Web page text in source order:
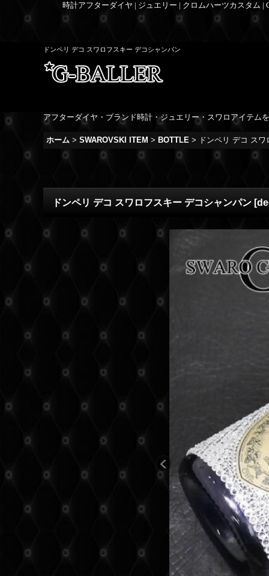
時計アフターダイヤ | ジュエリー | クロムハーツカスタム
ドンペリ デコ スワロフスキー デコシャンパン
アフターダイヤ・ブランド時計・ジュエリー・スワロアイテム
ホーム > SWAROVSKI ITEM > BOTTLE > ドンペリ デコ ス
ドンペリ デコ スワロフスキー デコシャンパン [